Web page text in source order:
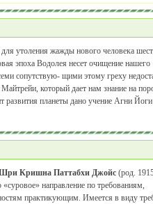
утоления жажды нового человека
эпоха Водолея несет очищение нашего
сопутствую- щими этому греху
который дает нам знание на
планеты дано учение Агни
Кришна Паттабхи Джойс(род.
направление по требованиям,
практикующим. Имеется в виду